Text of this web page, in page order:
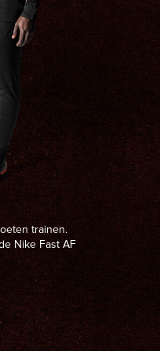
trainen.
Nike Fast AF